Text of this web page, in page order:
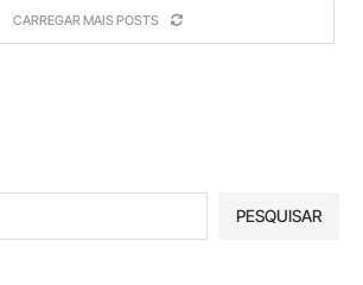
CARREGAR MAIS POSTS
PESQUISAR